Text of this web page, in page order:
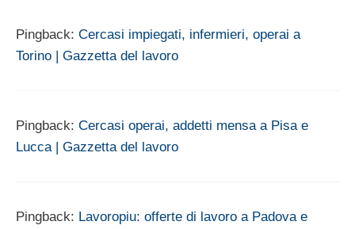
Pingback: Cercasi impiegati, infermieri, operai a
Torino | Gazzetta del lavoro
Pingback: Cercasi operai, addetti mensa a Pisa e
Lucca | Gazzetta del lavoro
Pingback: Lavoropiu: offerte di lavoro a Padova e